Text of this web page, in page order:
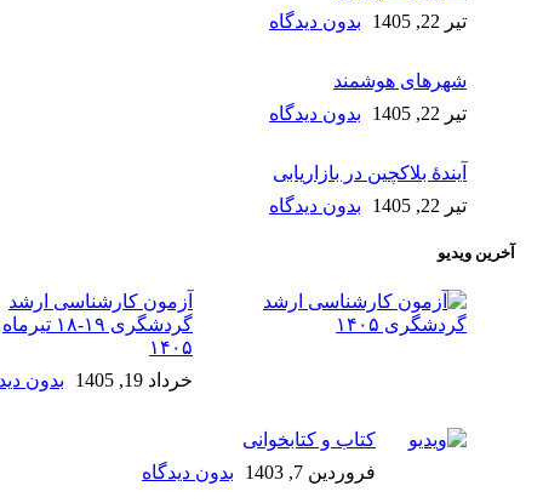
تیر 22, 1405
بدون دیدگاه
شهرهای هوشمند
تیر 22, 1405
بدون دیدگاه
آیندۀ بلاکچین در بازاریابی
تیر 22, 1405
بدون دیدگاه
آخرین ویدیو
آزمون کارشناسی ارشد
گردشگری ۱۹-۱۸ تیرماه
۱۴۰۵
خرداد 19, 1405
بدون
کتاب و کتابخوانی
فروردین 7, 1403
بدون دیدگاه